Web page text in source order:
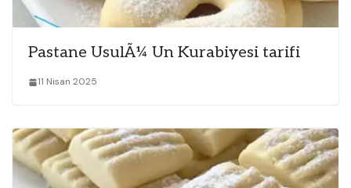
Pastane UsulÃ¼ Un Kurabiyesi tarifi
11 Nisan 2025